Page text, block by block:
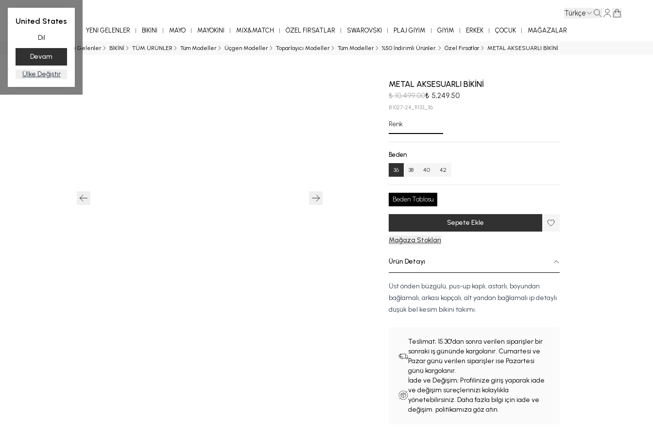
United States
Dil
Devam
Ülke Değiştir
Türkçe
YENİ GELENLER BİKİNİ MAYO MAYOKİNİ MİX&MATCH ÖZEL FIRSATLAR SWAROVSKİ PLAJ GİYİM GİYİM ERKEK ÇOCUK MAĞAZALAR
Ana Sayfa Yeni Gelenler BİKİNİ TÜM ÜRÜNLER Tüm Modeller Üçgen Modeller Toparlayıcı Modeller Tüm Modeller %50 İndirimli Ürünler. Özel Fırsatlar METAL AKSESUARLI BİKİNİ
METAL AKSESUARLI BİKİNİ
₺ 10,499.00₺ 5,249.50
B.1027-24_R133_36
Renk
Beden
36 38 40 42
Beden Tablosu
Sepete Ekle
Mağaza Stokları
Ürün Detayı
Üst önden büzgülü, pus-up kaplı, astarlı, boyundan
bağlamalı, arkası kopçalı, alt yandan bağlamalı ip detaylı
düşük bel kesim bikini takımı.
Teslimat; 15.30'dan sonra verilen siparişler bir
sonraki iş gününde kargolanır. Cumartesi ve
Pazar günü verilen siparişler ise Pazartesi
günü kargolanır.
İade ve Değişim; Profilinize giriş yaparak iade
ve değişim süreçlerinizi kolaylıkla
yönetebilirsiniz. Daha fazla bilgi için iade ve
değişim politikamıza göz atın.